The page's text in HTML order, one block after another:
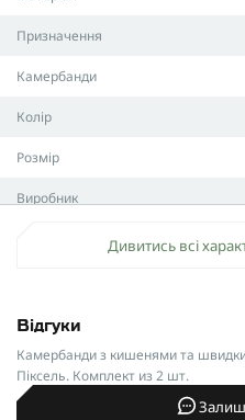
Призначення
Камербанди
Колір
Розмір
Виробник
Дивитись всі
Відгуки
Камербанди з кишенями та
Піксель. Комплект из 2 шт.